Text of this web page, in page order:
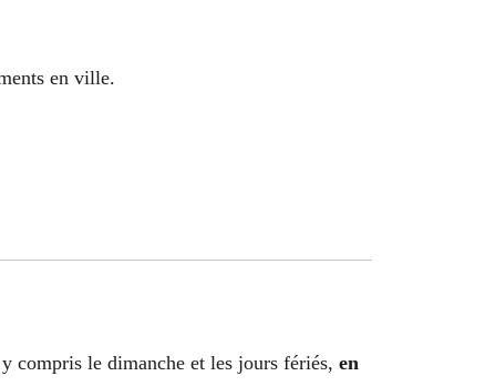
en ville.
compris le dimanche et les jours fériés, en